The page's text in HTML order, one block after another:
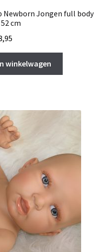
Newborn Jongen full body
cm
winkelwagen